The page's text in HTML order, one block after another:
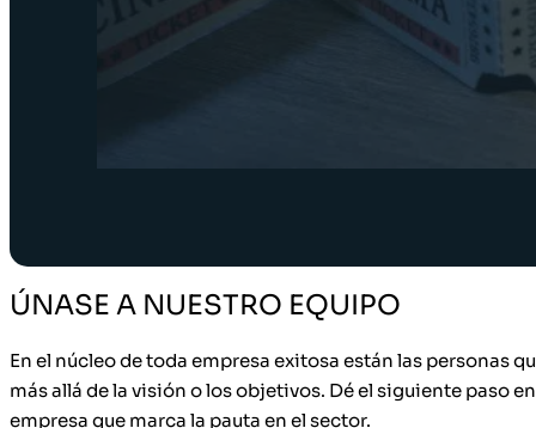
ÚNASE A NUESTRO EQUIPO
En el núcleo de toda empresa exitosa están las personas
más allá de la visión o los objetivos. Dé el siguiente paso
empresa que marca la pauta en el sector.